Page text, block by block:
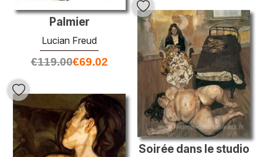
Palmier
Lucian Freud
€119.00€69.02
Soirée dans le studio